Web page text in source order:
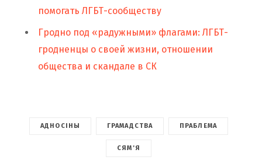
помогать ЛГБТ-сообществу
Гродно под «радужными» флагами: ЛГБТ-
гродненцы о своей жизни, отношении
общества и скандале в СК
АДНОСІНЫ ГРАМАДСТВА ПРАБЛЕМА
СЯМ'Я